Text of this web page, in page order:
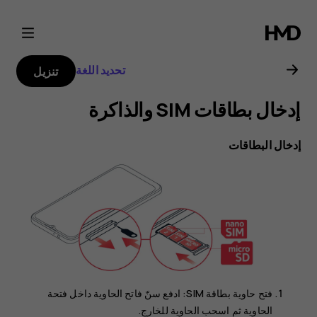
دليل
مستخدم
Nokia
G21
تحديد اللغة تنزيل
إدخال البطاقات
فتح حاوية بطاقة SIM: ادفع سنّ فاتح الحاوية داخل فتحة
الحاوية ثم اسحب الحاوية للخارج.